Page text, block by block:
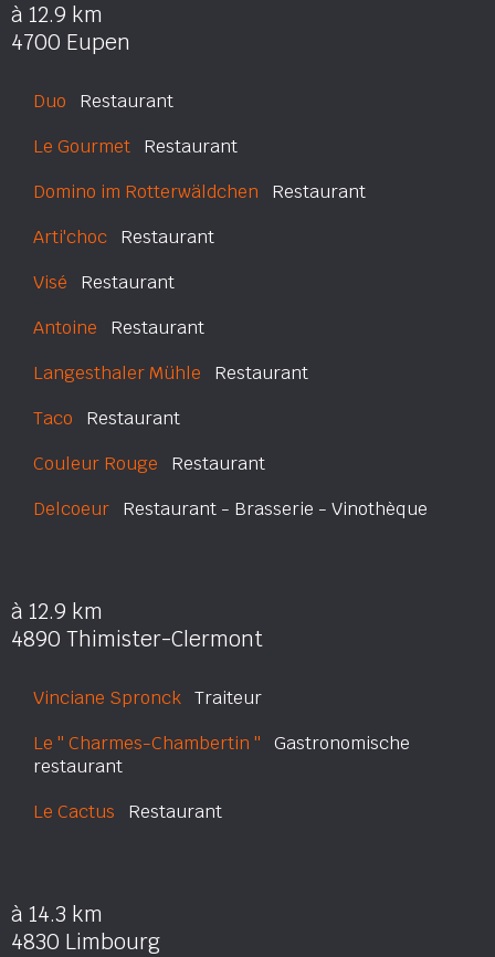
à 12.9 km
4700 Eupen
Duo Restaurant
Le Gourmet Restaurant
Domino im Rotterwäldchen Restaurant
Arti'choc Restaurant
Visé Restaurant
Antoine Restaurant
Langesthaler Mühle Restaurant
Taco Restaurant
Couleur Rouge Restaurant
Delcoeur Restaurant - Brasserie - Vinothèque
à 12.9 km
4890 Thimister-Clermont
Vinciane Spronck Traiteur
Le '' Charmes-Chambertin '' Gastronomische
restaurant
Le Cactus Restaurant
à 14.3 km
4830 Limbourg